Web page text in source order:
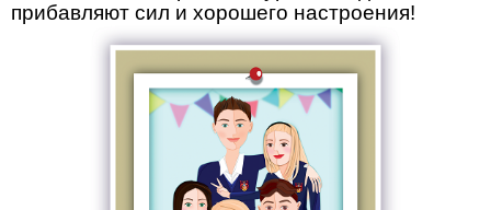
прибавляют сил и хорошего настроения!